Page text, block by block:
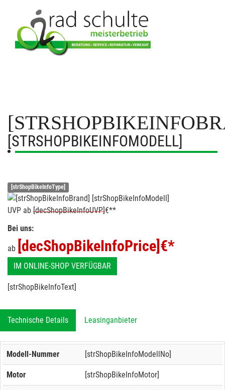
[STRSHOPBIKEINFOMODELL]
[strShopBikeInfoType]
UVP ab [decShopBikeInfoUVP]€**
Bei uns:
ab [decShopBikeInfoPrice] €*
IM ONLINE-SHOP VERFÜGBAR
[strShopBikeInfoText]
Technische Details Leasinganbieter
Modell-Nummer [strShopBikeInfoModellNo]
Motor [strShopBikeInfoMotor]